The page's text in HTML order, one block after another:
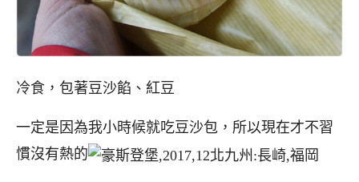
冷食，包著豆沙餡、紅豆
一定是因為我小時候就吃豆沙包，所以現在才不習
慣沒有熱的